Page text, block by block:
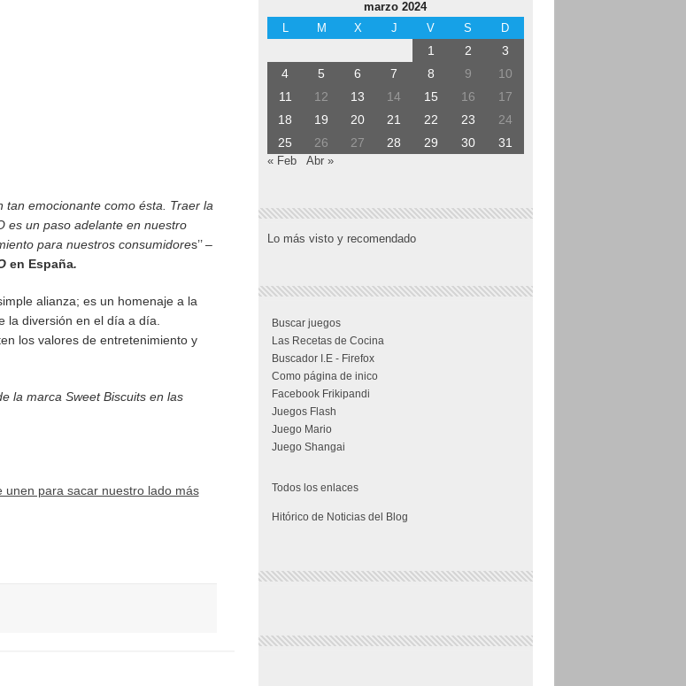
emocionante como ésta. Traer la
es un paso adelante en nuestro
para nuestros consumidores’’ –
en España.
alianza; es un homenaje a la
la diversión en el día a día.
los valores de entretenimiento y
la marca Sweet Biscuits en las
unen para sacar nuestro lado más
marzo 2024
L
M X J V S D
1 2
3
4
5 6 7 8 9
10
11
12 13 14 15 16
17
18
19 20 21 22 23
24
25
26 27 28 29 30 31
« Feb Abr »
Lo más visto y recomendado
Buscar juegos
Las Recetas de Cocina
Buscador I.E - Firefox
Como página de inico
Facebook Frikipandi
Juegos Flash
Juego Mario
Juego Shangai
Todos los enlaces
Hitórico de Noticias del Blog